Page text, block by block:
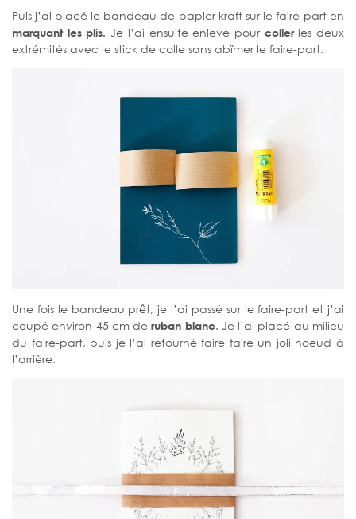
Puis j’ai placé le bandeau de papier kraft sur le faire-part en
marquant les plis. Je l’ai ensuite enlevé pour collerles deux
extrémités avec le stick de colle sans abîmer le faire-part.
Une fois le bandeau prêt, je l’ai passé sur le faire-part et j’ai
coupé environ 45 cm deruban blanc. Je l’ai placé au milieu
du faire-part, puis je l’ai retourné faire faire un joli noeud à
l’arrière.